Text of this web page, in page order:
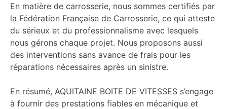
En matière de carrosserie, nous sommes certifiés par
la Fédération Française de Carrosserie, ce qui atteste
du sérieux et du professionnalisme avec lesquels
nous gérons chaque projet. Nous proposons aussi
des interventions sans avance de frais pour les
réparations nécessaires après un sinistre.
En résumé, AQUITAINE BOITE DE VITESSES s’engage
à fournir des prestations fiables en mécanique et